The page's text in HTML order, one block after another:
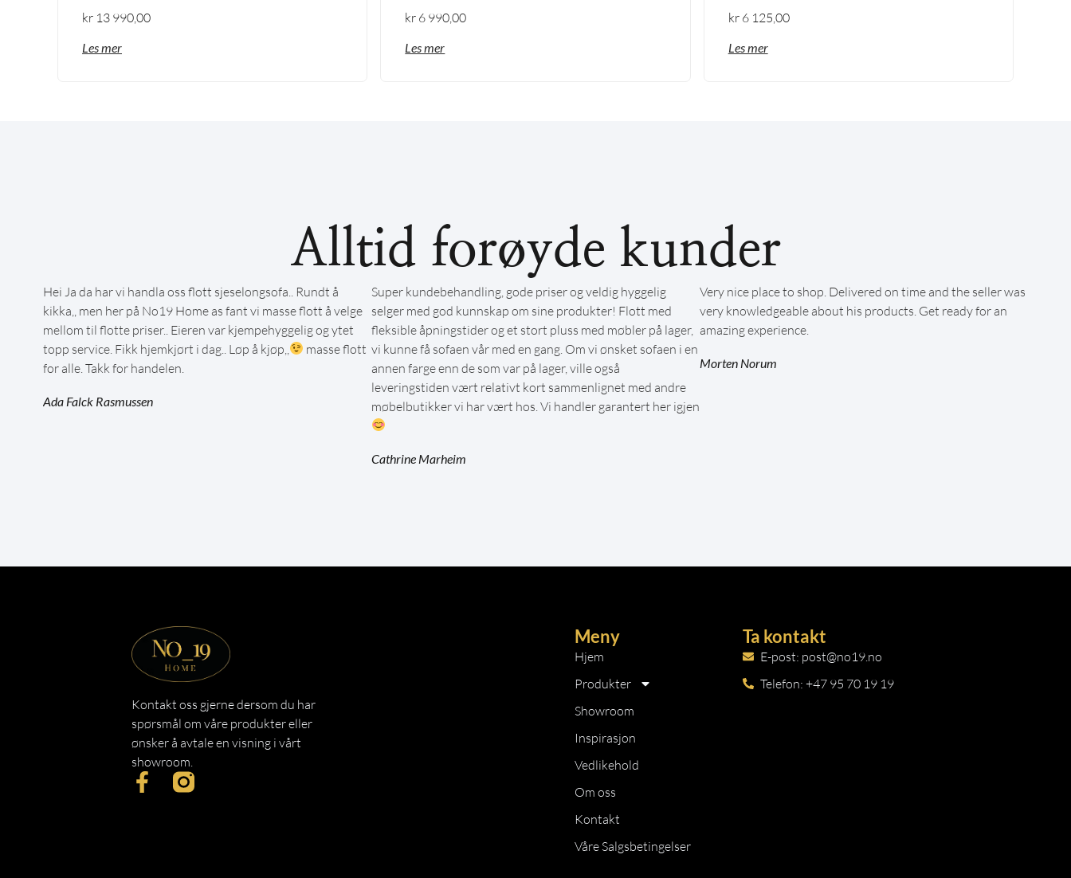
kr 13 990,00
Les mer
kr 6 990,00
Les mer
kr6 125,00
Les mer
Alltid forøyde kunder
Hei Ja da har vi handla oss flott sjeselongsofa.. Rundt å
kikka,, men her på No19 Home as fant vi masse flott å velge
mellom til flotte priser.. Eieren var kjempehyggelig og ytet
topp service. Fikk hjemkjørt i dag.. Løp å kjøp,,
masse flott
for alle. Takk for handelen.
Ada Falck Rasmussen
Super kundebehandling, gode priser og veldig hyggelig
selger med god kunnskap om sine produkter! Flott med
fleksible åpningstider og et stort pluss med møbler på lager,
vi kunne få sofaen vår med en gang. Om vi ønsket sofaen i en
annen farge enn de som var på lager, ville også
leveringstiden vært relativt kort sammenlignet med andre
møbelbutikker vi har vært hos. Vi handler garantert her igjen
Cathrine Marheim
Very nice place to shop. Delivered on time and the seller was
very knowledgeable about his products. Get ready for an
amazing experience.
Morten Norum
Kontakt oss gjerne dersom du har
spørsmål om våre produkter eller
ønsker å avtale en visning i vårt
showroom.
Meny
Hjem
Produkter
Showroom
Inspirasjon
Vedlikehold
Om oss
Kontakt
Våre Salgsbetingelser
Ta kontakt
E-post: post@no19.no
Telefon: +47 95 70 19 19